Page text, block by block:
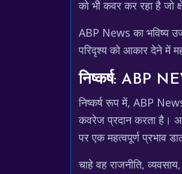
को भी कवर कर रहा है जो
ABP News का भविष्य
परिदृश्य को आकार देने में
निष्कर्ष: ABP
निष्कर्ष रूप में, ABP
कवरेज प्रदान करता है।
पर एक महत्वपूर्ण प्रभाव
चाहे वह राजनीति,